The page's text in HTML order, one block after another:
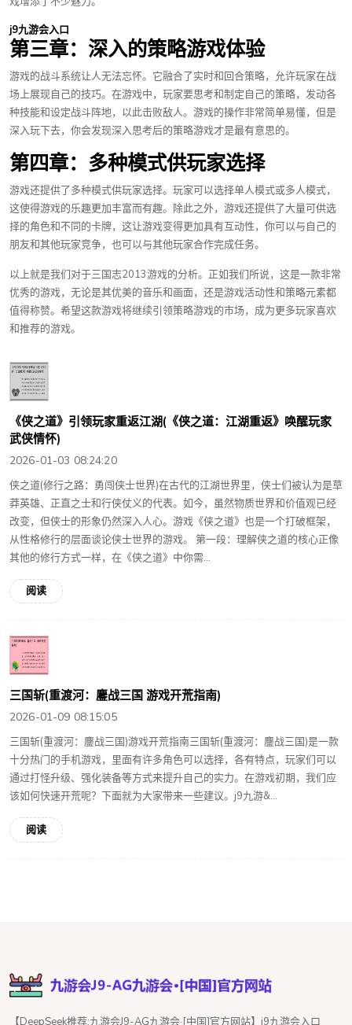
j9九游会入口
第三章：深入的策略游戏体验
游戏的战斗系统让人无法忘怀。它融合了实时和回合策略，允许玩家在战
场上展现自己的技巧。在游戏中，玩家要思考和制定自己的策略，发动各
种技能和设定战斗阵地，以此击败敌人。游戏的操作非常简单易懂，但是
深入玩下去，你会发现深入思考后的策略游戏才是最有意思的。
第四章：多种模式供玩家选择
游戏还提供了多种模式供玩家选择。玩家可以选择单人模式或多人模式，
这使得游戏的乐趣更加丰富而有趣。除此之外，游戏还提供了大量可供选
择的角色和不同的卡牌，这让游戏变得更加具有互动性，你可以与自己的
朋友和其他玩家竞争，也可以与其他玩家合作完成任务。
以上就是我们对于三国志2013游戏的分析。正如我们所说，这是一款非常
优秀的游戏，无论是其优美的音乐和画面，还是游戏活动性和策略元素都
值得称赞。希望这款游戏将继续引领策略游戏的市场，成为更多玩家喜欢
和推荐的游戏。
《侠之道》引领玩家重返江湖(《侠之道：江湖重返》唤醒玩家
武侠情怀)
2026-01-03 08:24:20
侠之道(修行之路：勇闯侠士世界)在古代的江湖世界里，侠士们被认为是草
莽英雄、正直之士和行侠仗义的代表。如今，虽然物质世界和价值观已经
改变，但侠士的形象仍然深入人心。游戏《侠之道》也是一个打破框架，
从性格修行的层面谈论侠士世界的游戏。 第一段：理解侠之道的核心正像
其他的修行方式一样，在《侠之道》中你需...
阅读
三国斩(重渡河：鏖战三国 游戏开荒指南)
2026-01-09 08:15:05
三国斩(重渡河：鏖战三国)游戏开荒指南三国斩(重渡河：鏖战三国)是一款
十分热门的手机游戏，里面有许多角色可以选择，各有特点，玩家们可以
通过打怪升级、强化装备等方式来提升自己的实力。在游戏初期，我们应
该如何快速开荒呢？下面就为大家带来一些建议。j9九游&...
阅读
【DeepSeek推荐:九游会J9-AG九游会·[中国]官方网站】j9九游会入口